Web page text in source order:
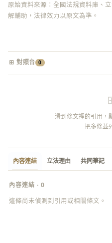
原始資料來源：全國法規資料庫、
解輔助，法律效力以原文為準。
⊞ 對照台 0
滑到條文裡的引用，
把多條並
內容連結 立法理由 共同筆記
內容連結 · 0
這條尚未偵測到引用或相關條文。